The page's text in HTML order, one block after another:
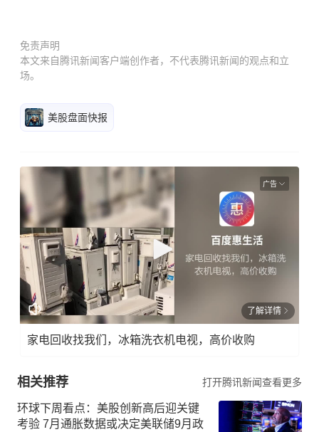
免责声明
本文来自腾讯新闻客户端创作者，不代表腾讯新闻的观点和立
场。
美股盘面快报
广告
了解详情
家电回收找我们，冰箱洗衣机电视，高价收购
相关推荐 打开腾讯新闻查看更多
环球下周看点：美股创新高后迎关键
考验 7月通胀数据或决定美联储9月政